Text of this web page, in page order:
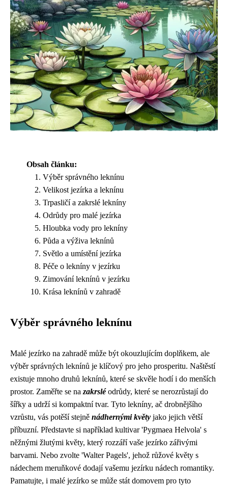
Obsah článku:
Výběr správného leknínu
Velikost jezírka a leknínu
Trpasličí a zakrslé lekníny
Odrůdy pro malé jezírka
Hloubka vody pro lekníny
Půda a výživa leknínů
Světlo a umístění jezírka
Péče o lekníny v jezírku
Zimování leknínů v jezírku
Krása leknínů v zahradě
Výběr správného leknínu
Malé jezírko na zahradě může být okouzlujícím doplňkem, ale
výběr správných leknínů je klíčový pro jeho prosperitu. Naštěstí
existuje mnoho druhů leknínů, které se skvěle hodí i do menších
prostor. Zaměřte se na zakrsléodrůdy, které se nerozrůstají do
šířky a udrží si kompaktní tvar. Tyto lekníny, ač drobnějšího
vzrůstu, vás potěší stejně nádhernými květy jako jejich větší
příbuzní. Představte si například kultivar 'Pygmaea Helvola' s
něžnými žlutými květy, který rozzáří vaše jezírko zářivými
barvami. Nebo zvolte 'Walter Pagels', jehož růžové květy s
nádechem meruňkové dodají vašemu jezírku nádech romantiky.
Pamatujte, i malé jezírko se může stát domovem pro tyto